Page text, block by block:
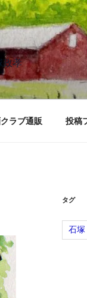
孝
ラブ通販 投稿
タグ
石